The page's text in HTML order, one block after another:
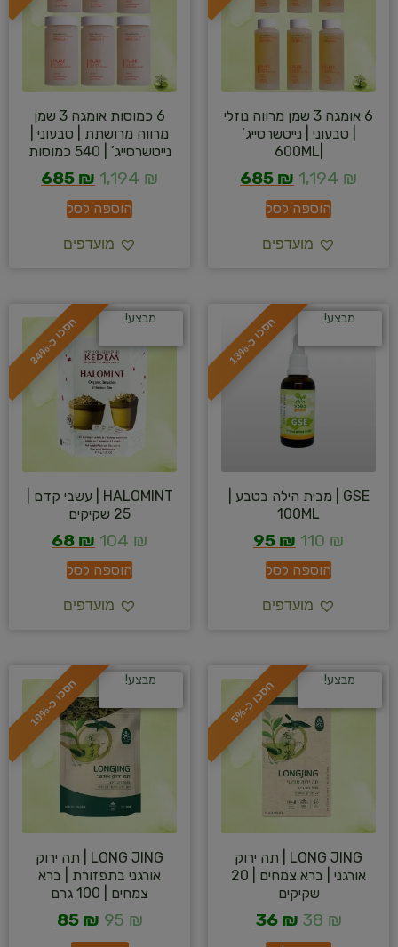
6 אומגה 3 שמן מרווה נוזלי
| טבעוני | נייטשרסייג’
1,194 ₪
685 ₪
הוספה לסל
מועדפים
6 כמוסות אומגה 3 שמן
מרווה מרושתת | טבעוני |
נייטשרסייג’ | 540 כמוסות
1,194 ₪
685 ₪
הוספה לסל
מועדפים
ח
ס
כ
ו
כ
-
1
3
% מבצע!
GSE | מבית הילה בטבע |
100ML
110 ₪
95 ₪
הוספה לסל
מועדפים
ח
ס
כ
ו
כ
-
3
4
% מבצע!
HALOMINT | עשבי קדם |
25 שקיקים
104 ₪
68 ₪
הוספה לסל
מועדפים
ח
ס
כ
ו
כ
-
5
% מבצע!
LONG JING | תה ירוק
אורגני | ברא צמחים | 20
שקיקים
38 ₪
36 ₪
ח
ס
כ
ו
כ
-
1
0
% מבצע!
LONG JING | תה ירוק
אורגני בתפזורת | ברא
צמחים | 100 גרם
95 ₪
85 ₪